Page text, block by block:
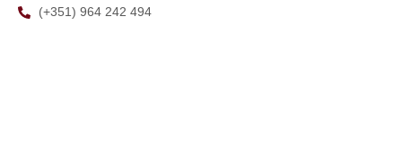
(+351) 964 242 494